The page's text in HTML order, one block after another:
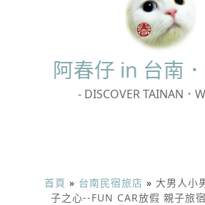
阿春仔 in 台南
- DISCOVER TAINAN．
首頁 » 台南民宿旅店 » 大男人小
子之心--FUN CAR放假 親子旅